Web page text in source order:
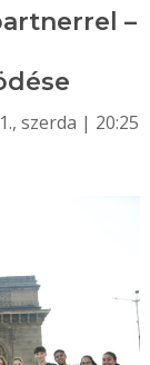
–
szerda | 20:25